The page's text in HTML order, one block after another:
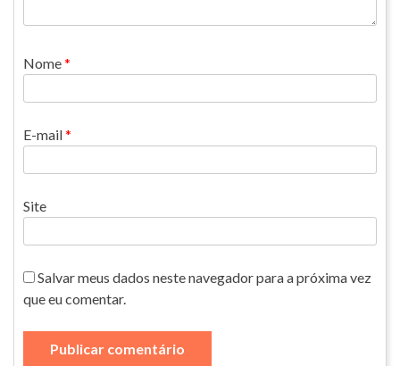
Nome*
E-mail*
Site
Salvar meus dados neste navegador para a próxima vez
que eu comentar.